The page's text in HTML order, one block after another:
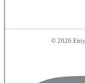
© 2026